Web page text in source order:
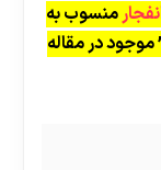
منسوب به
در مقاله